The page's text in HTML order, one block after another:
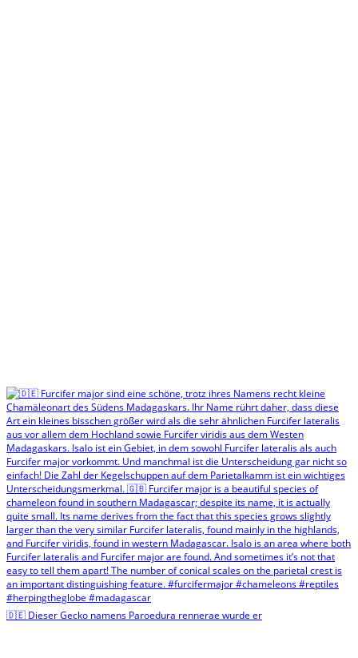
🇩🇪 Dieser Gecko namens Paroedura rennerae wurde er